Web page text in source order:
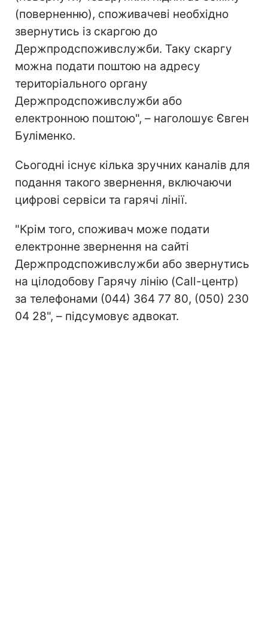
(поверненню), споживачеві необхідно
звернутись із скаргою до
Держпродспоживслужби. Таку скаргу
можна подати поштою на адресу
територіального органу
Держпродспоживслужби або
електронною поштою", – наголошує Євген
Буліменко.
Сьогодні існує кілька зручних каналів для
подання такого звернення, включаючи
цифрові сервіси та гарячі лінії.
"Крім того, споживач може подати
електронне звернення на сайті
Держпродспоживслужби або звернутись
на цілодобову Гарячу лінію (Call-центр)
за телефонами (044) 364 77 80, (050) 230
04 28", – підсумовує адвокат.